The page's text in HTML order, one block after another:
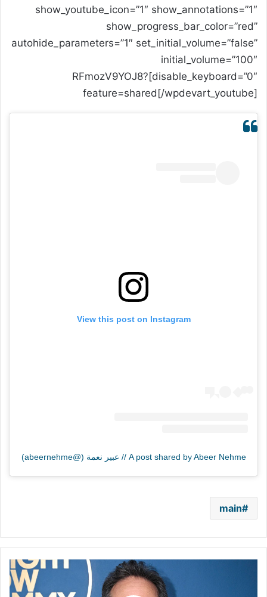
show_youtube_icon=”1″ show_annotations=”1″
show_progress_bar_color=”red”
autohide_parameters=”1″ set_initial_volume=”false”
initial_volume=”100″
disable_keyboard=”0″]RFmozV9YOJ8?
feature=shared[/wpdevart_youtube]
View this post on Instagram
A post shared by Abeer Nehme // عبير نعمة (@abeernehme)
main